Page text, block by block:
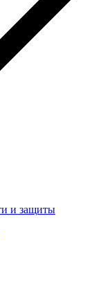
и защиты